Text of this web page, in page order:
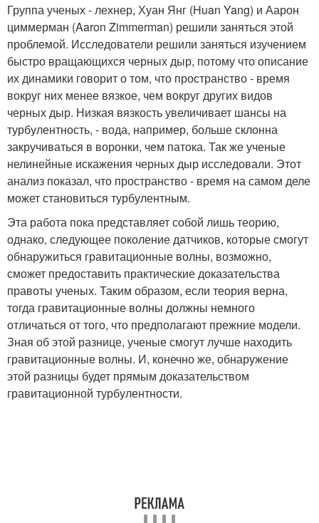
Группа ученых - лехнер, Хуан Янг (Huan Yang) и Аарон
циммерман (Aaron Zimmerman) решили заняться этой
проблемой. Исследователи решили заняться изучением
быстро вращающихся черных дыр, потому что описание
их динамики говорит о том, что пространство - время
вокруг них менее вязкое, чем вокруг других видов
черных дыр. Низкая вязкость увеличивает шансы на
турбулентность, - вода, например, больше склонна
закручиваться в воронки, чем патока. Так же ученые
нелинейные искажения черных дыр исследовали. Этот
анализ показал, что пространство - время на самом деле
может становиться турбулентным.
Эта работа пока представляет собой лишь теорию,
однако, следующее поколение датчиков, которые смогут
обнаружиться гравитационные волны, возможно,
сможет предоставить практические доказательства
правоты ученых. Таким образом, если теория верна,
тогда гравитационные волны должны немного
отличаться от того, что предполагают прежние модели.
Зная об этой разнице, ученые смогут лучше находить
гравитационные волны. И, конечно же, обнаружение
этой разницы будет прямым доказательством
гравитационной турбулентности.